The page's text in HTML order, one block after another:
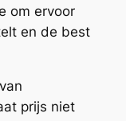
om ervoor
en de best
prijs niet